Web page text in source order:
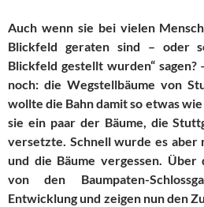
Auch wenn sie bei vielen
Blickfeld geraten sind – oder
Blickfeld gestellt wurden“
noch: die Wegstellbäume von
wollte die Bahn damit so etwas
sie ein paar der Bäume, die
versetzte. Schnell wurde es aber
und die Bäume vergessen.
von den Baumpaten-
Entwicklung und zeigen nun den